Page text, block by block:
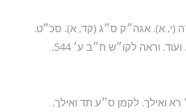
(י, א). אגה״ק ס״ג (קד, א). סכ״ט.
וראה לקו״ש ח״ב ע׳ 544.